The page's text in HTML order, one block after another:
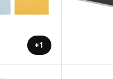
+1